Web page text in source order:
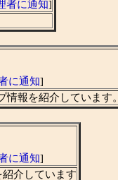
者に通知]
に通知]
報を紹介しています。
に通知]
介しています